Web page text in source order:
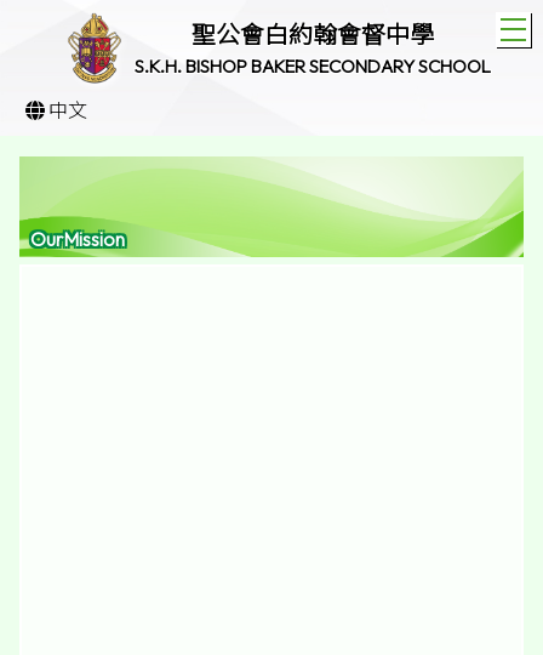
聖公會白約翰會督中學
S.K.H. BISHOP BAKER SECONDARY SCHOOL
中文
OurMission